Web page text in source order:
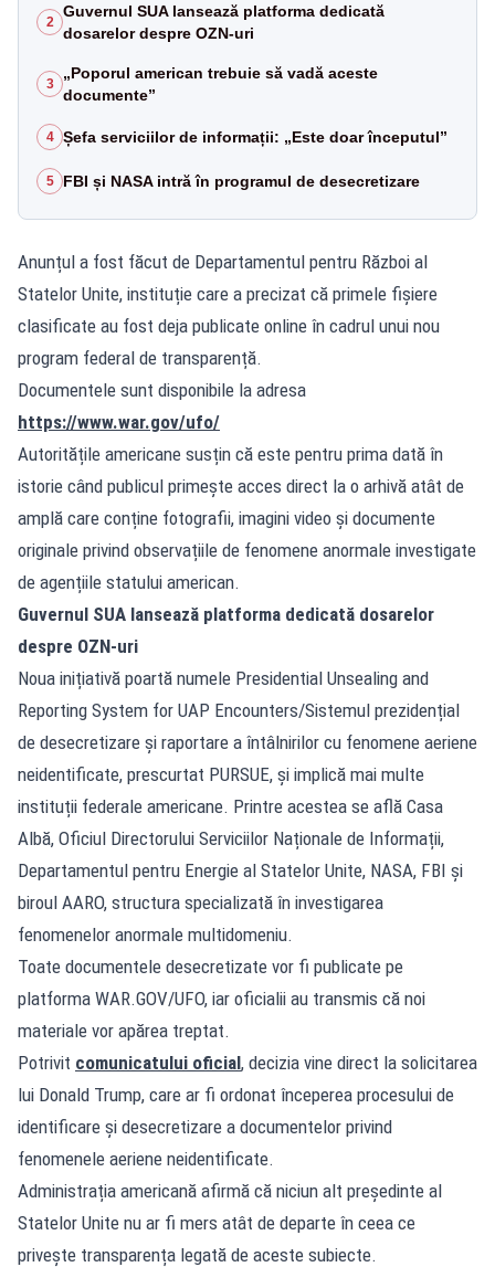
2
Guvernul SUA lansează platforma dedicată
dosarelor despre OZN-uri
3
„Poporul american trebuie să vadă aceste
documente”
4 Șefa serviciilor de informații: „Este doar începutul”
5 FBI și NASA intră în programul de desecretizare
Anunțul a fost făcut de Departamentul pentru Război al
Statelor Unite, instituție care a precizat că primele fișiere
clasificate au fost deja publicate online în cadrul unui nou
program federal de transparență.
Documentele sunt disponibile la adresa
https://www.war.gov/ufo/
Autoritățile americane susțin că este pentru prima dată în
istorie când publicul primește acces direct la o arhivă atât de
amplă care conține fotografii, imagini video și documente
originale privind observațiile de fenomene anormale investigate
de agențiile statului american.
Guvernul SUA lansează platforma dedicată dosarelor
despre OZN-uri
Noua inițiativă poartă numele Presidential Unsealing and
Reporting System for UAP Encounters/Sistemul prezidențial
de desecretizare și raportare a întâlnirilor cu fenomene aeriene
neidentificate, prescurtat PURSUE, și implică mai multe
instituții federale americane. Printre acestea se află Casa
Albă, Oficiul Directorului Serviciilor Naționale de Informații,
Departamentul pentru Energie al Statelor Unite, NASA, FBI și
biroul AARO, structura specializată în investigarea
fenomenelor anormale multidomeniu.
Toate documentele desecretizate vor fi publicate pe
platforma WAR.GOV/UFO, iar oficialii au transmis că noi
materiale vor apărea treptat.
Potrivit comunicatului oficial, decizia vine direct la solicitarea
lui Donald Trump, care ar fi ordonat începerea procesului de
identificare și desecretizare a documentelor privind
fenomenele aeriene neidentificate.
Administrația americană afirmă că niciun alt președinte al
Statelor Unite nu ar fi mers atât de departe în ceea ce
privește transparența legată de aceste subiecte.